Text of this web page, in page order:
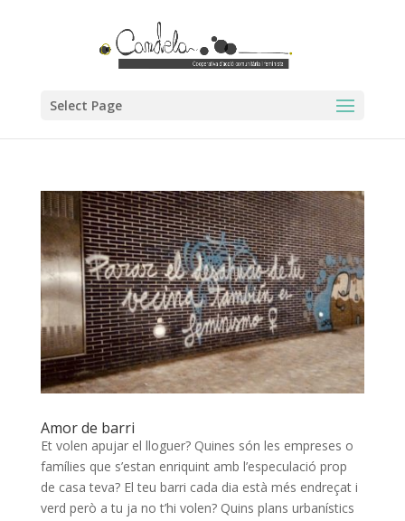
Select Page
Amor de barri
Et volen apujar el lloguer? Quines són les empreses o
famílies que s’estan enriquint amb l’especulació prop
de casa teva? El teu barri cada dia està més endreçat i
verd però a tu ja no t’hi volen? Quins plans urbanístics